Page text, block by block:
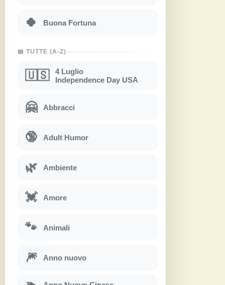
🍀 Buona Fortuna
📖 TUTTE (A-Z)
🇺🇸
4 Luglio
Independence Day USA
🤗 Abbracci
🔞 Adult Humor
🌿 Ambiente
💓 Amore
🐾 Animali
🎆 Anno nuovo